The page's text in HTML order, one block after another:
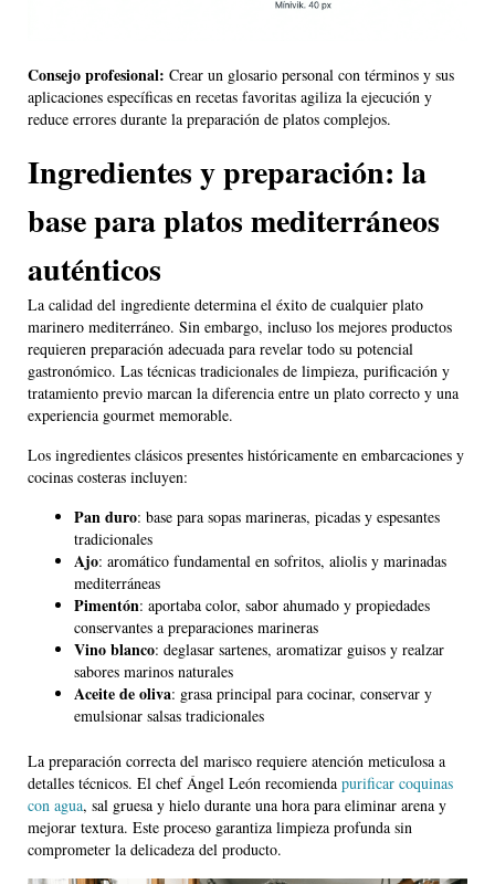
Consejo profesional: Crear un glosario personal con términos y sus
aplicaciones específicas en recetas favoritas agiliza la ejecución y
reduce errores durante la preparación de platos complejos.
Ingredientes y preparación: la
base para platos mediterráneos
auténticos
La calidad del ingrediente determina el éxito de cualquier plato
marinero mediterráneo. Sin embargo, incluso los mejores productos
requieren preparación adecuada para revelar todo su potencial
gastronómico. Las técnicas tradicionales de limpieza, purificación y
tratamiento previo marcan la diferencia entre un plato correcto y una
experiencia gourmet memorable.
Los ingredientes clásicos presentes históricamente en embarcaciones y
cocinas costeras incluyen:
Pan duro: base para sopas marineras, picadas y espesantes
tradicionales
Ajo: aromático fundamental en sofritos, aliolis y marinadas
mediterráneas
Pimentón: aportaba color, sabor ahumado y propiedades
conservantes a preparaciones marineras
Vino blanco: deglasar sartenes, aromatizar guisos y realzar
sabores marinos naturales
Aceite de oliva: grasa principal para cocinar, conservar y
emulsionar salsas tradicionales
La preparación correcta del marisco requiere atención meticulosa a
detalles técnicos. El chef Ángel León recomienda purificar coquinas
con agua, sal gruesa y hielo durante una hora para eliminar arena y
mejorar textura. Este proceso garantiza limpieza profunda sin
comprometer la delicadeza del producto.